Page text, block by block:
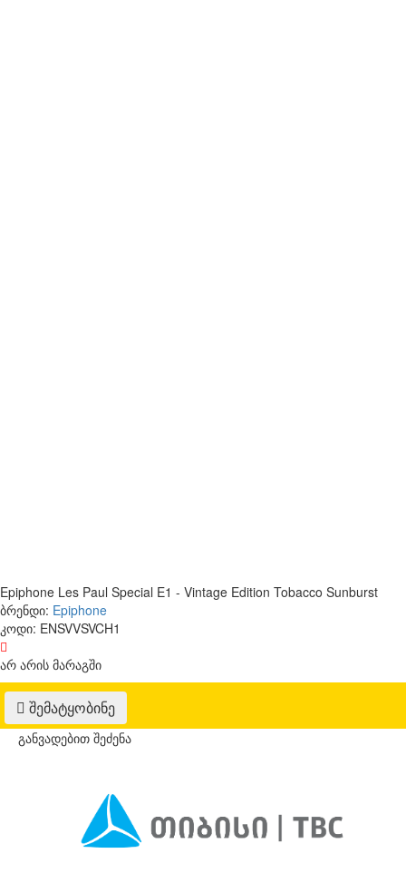
Epiphone Les Paul Special E1 - Vintage Edition Tobacco Sunburst
ბრენდი: Epiphone
კოდი: ENSVVSVCH1
არ არის მარაგში
შემატყობინე
განვადებით შეძენა